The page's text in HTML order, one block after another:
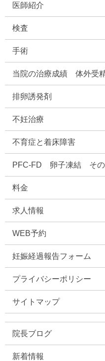
医師紹介
検査
手術
当院の治療成績 体外受
排卵誘発剤
不妊治療
不育症と着床障害
PFC-FD 卵子凍結 その
料金
求人情報
WEB予約
妊娠経過報告フォーム
プライバシーポリシー
サイトマップ
院長ブログ
新着情報